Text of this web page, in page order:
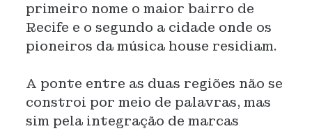
primeiro nome o maior bairro de
Recife e o segundo a cidade onde os
pioneiros da música house residiam.
A ponte entre as duas regiões não se
constroi por meio de palavras, mas
sim pela integração de marcas